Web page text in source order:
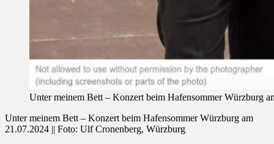
Unter meinem Bett – Konzert beim Hafensommer Würzburg
Unter meinem Bett – Konzert beim Hafensommer Würzburg am
21.07.2024 || Foto: Ulf Cronenberg, Würzburg